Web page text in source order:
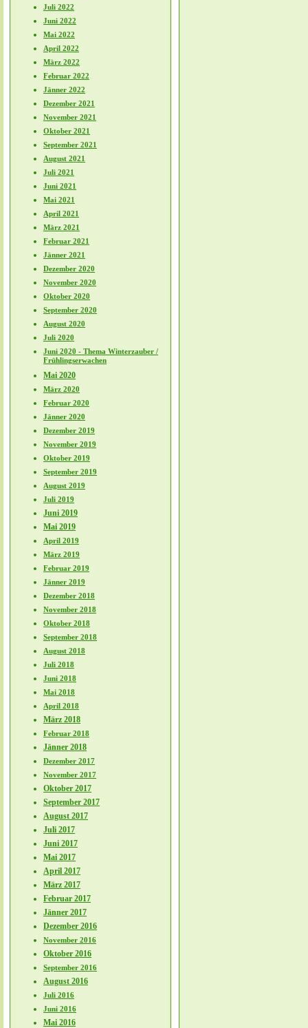
Juli 2022
Juni 2022
Mai 2022
April 2022
März 2022
Februar 2022
Jänner 2022
Dezember 2021
November 2021
Oktober 2021
September 2021
August 2021
Juli 2021
Juni 2021
Mai 2021
April 2021
März 2021
Februar 2021
Jänner 2021
Dezember 2020
November 2020
Oktober 2020
September 2020
August 2020
Juli 2020
Juni 2020 - Thema Winterzauber /
Frühlingserwachen
Mai 2020
März 2020
Februar 2020
Jänner 2020
Dezember 2019
November 2019
Oktober 2019
September 2019
August 2019
Juli 2019
Juni 2019
Mai 2019
April 2019
März 2019
Februar 2019
Jänner 2019
Dezember 2018
November 2018
Oktober 2018
September 2018
August 2018
Juli 2018
Juni 2018
Mai 2018
April 2018
März 2018
Februar 2018
Jänner 2018
Dezember 2017
November 2017
Oktober 2017
September 2017
August 2017
Juli 2017
Juni 2017
Mai 2017
April 2017
März 2017
Februar 2017
Jänner 2017
Dezember 2016
November 2016
Oktober 2016
September 2016
August 2016
Juli 2016
Juni 2016
Mai 2016